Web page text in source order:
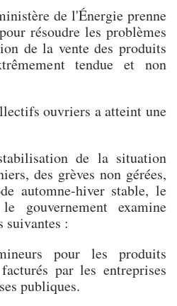
de l'Énergie prenne
résoudre les problèmes
de la vente des produits
tendue et non
ouvriers a atteint une
de la situation
des grèves non gérées,
automne-hiver stable, le
gouvernement examine
suivantes :
pour les produits
par les entreprises
publiques.